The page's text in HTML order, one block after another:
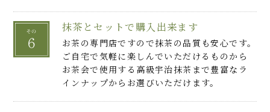
抹茶とセットで購入出来ます
お茶の専門店ですので抹茶の品質も安心です。
ご自宅で気軽に楽しんでいただけるものから
お茶会で使用する高級宇治抹茶まで豊富なラ
インナップからお選びいただけます。